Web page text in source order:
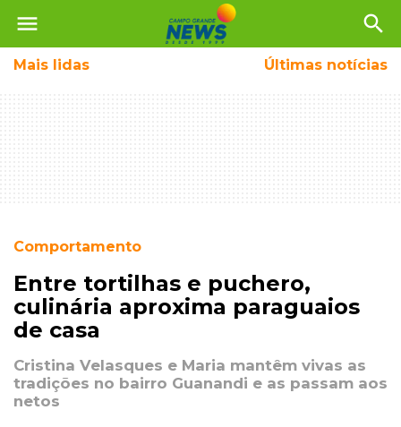
menu search
Mais lidas Últimas notícias
Comportamento
Entre tortilhas e puchero,
culinária aproxima paraguaios
de casa
Cristina Velasques e Maria mantêm vivas as
tradições no bairro Guanandi e as passam aos
netos